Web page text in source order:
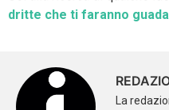
dritte che ti faranno
La